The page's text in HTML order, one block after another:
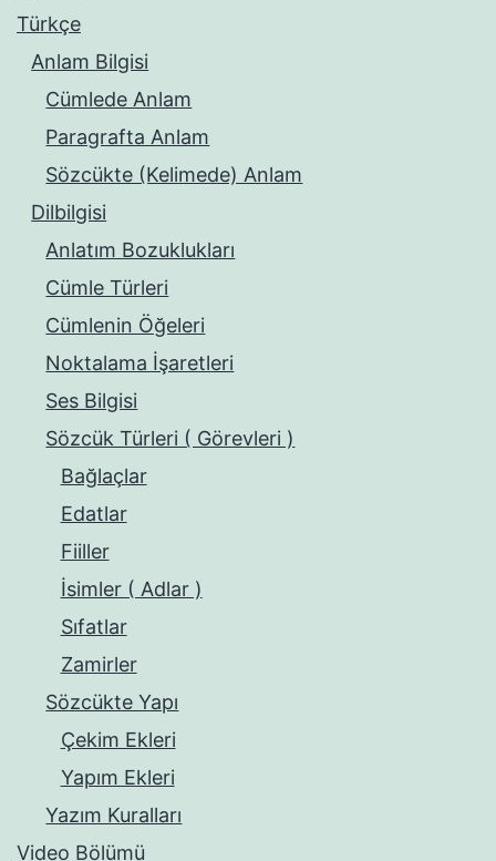
Türkçe
Anlam Bilgisi
Cümlede Anlam
Paragrafta Anlam
Sözcükte (Kelimede) Anlam
Dilbilgisi
Anlatım Bozuklukları
Cümle Türleri
Cümlenin Öğeleri
Noktalama İşaretleri
Ses Bilgisi
Sözcük Türleri ( Görevleri )
Bağlaçlar
Edatlar
Fiiller
İsimler ( Adlar )
Sıfatlar
Zamirler
Sözcükte Yapı
Çekim Ekleri
Yapım Ekleri
Yazım Kuralları
Video Bölümü